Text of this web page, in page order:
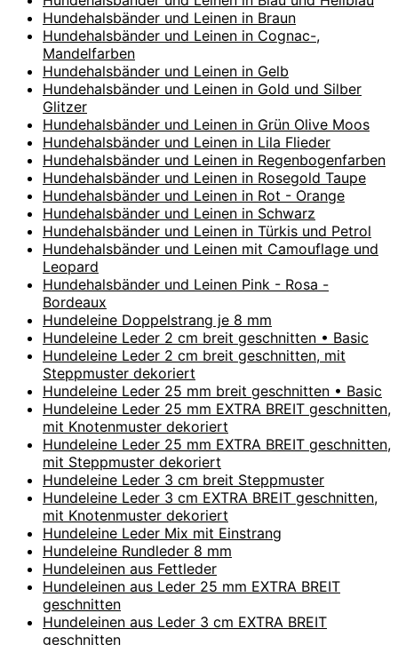
Hundehalsbänder und Leinen in Braun
Hundehalsbänder und Leinen in Cognac-,
Mandelfarben
Hundehalsbänder und Leinen in Gelb
Hundehalsbänder und Leinen in Gold und Silber
Glitzer
Hundehalsbänder und Leinen in Grün Olive Moos
Hundehalsbänder und Leinen in Lila Flieder
Hundehalsbänder und Leinen in Regenbogenfarben
Hundehalsbänder und Leinen in Rosegold Taupe
Hundehalsbänder und Leinen in Rot - Orange
Hundehalsbänder und Leinen in Schwarz
Hundehalsbänder und Leinen in Türkis und Petrol
Hundehalsbänder und Leinen mit Camouflage und
Leopard
Hundehalsbänder und Leinen Pink - Rosa -
Bordeaux
Hundeleine Doppelstrang je 8 mm
Hundeleine Leder 2 cm breit geschnitten • Basic
Hundeleine Leder 2 cm breit geschnitten, mit
Steppmuster dekoriert
Hundeleine Leder 25 mm breit geschnitten • Basic
Hundeleine Leder 25 mm EXTRA BREIT geschnitten,
mit Knotenmuster dekoriert
Hundeleine Leder 25 mm EXTRA BREIT geschnitten,
mit Steppmuster dekoriert
Hundeleine Leder 3 cm breit Steppmuster
Hundeleine Leder 3 cm EXTRA BREIT geschnitten,
mit Knotenmuster dekoriert
Hundeleine Leder Mix mit Einstrang
Hundeleine Rundleder 8 mm
Hundeleinen aus Fettleder
Hundeleinen aus Leder 25 mm EXTRA BREIT
geschnitten
Hundeleinen aus Leder 3 cm EXTRA BREIT
geschnitten